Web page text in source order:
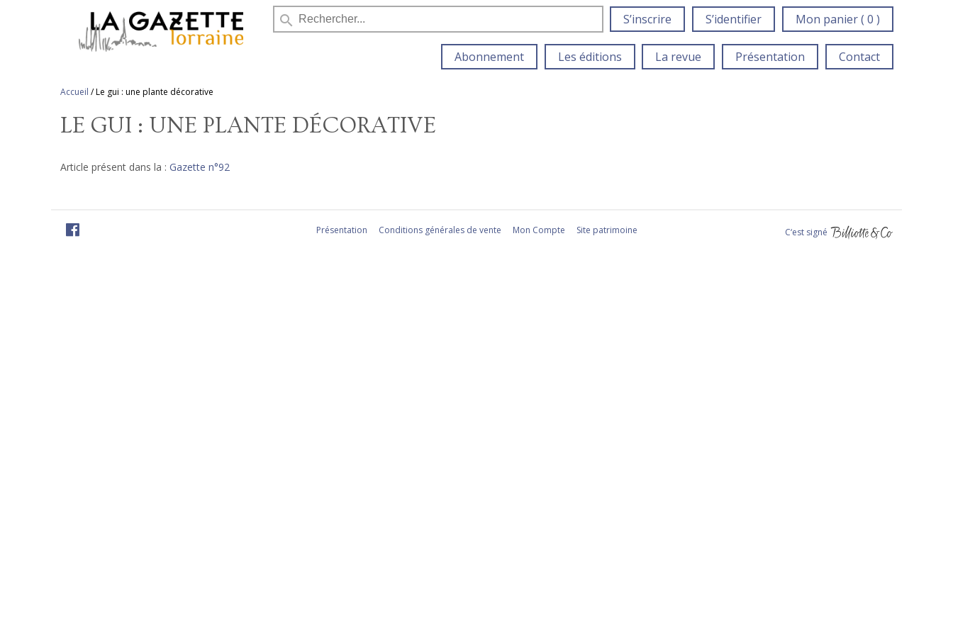
search S’inscrire S’identifier Mon panier ( 0 )
Abonnement Les éditions La revue Présentation Contact
Accueil /Le gui : une plante décorative
LE GUI : UNE PLANTE DÉCORATIVE
Article présent dans la : Gazette n°92
Présentation Conditions générales de vente Mon Compte Site patrimoine C‘est signé